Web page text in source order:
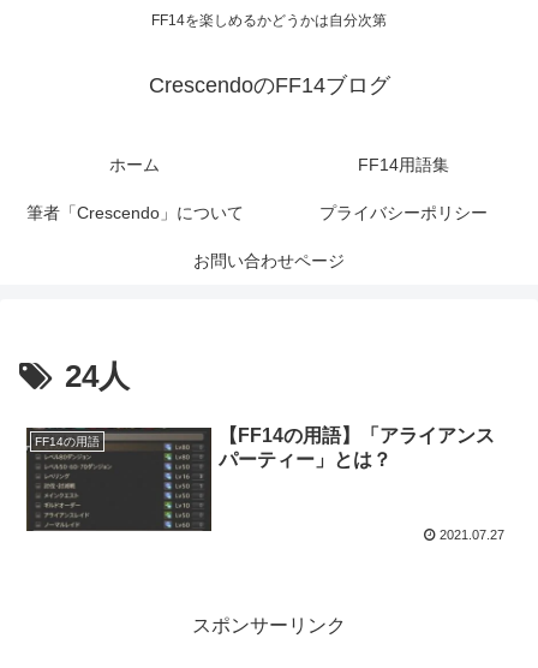
FF14を楽しめるかどうかは自分次第
CrescendoのFF14ブログ
ホーム FF14用語集
筆者「Crescendo」について プライバシーポリシー
お問い合わせページ
24人
FF14の用語
【FF14の用語】「アライアンス
パーティー」とは？
2021.07.27
スポンサーリンク